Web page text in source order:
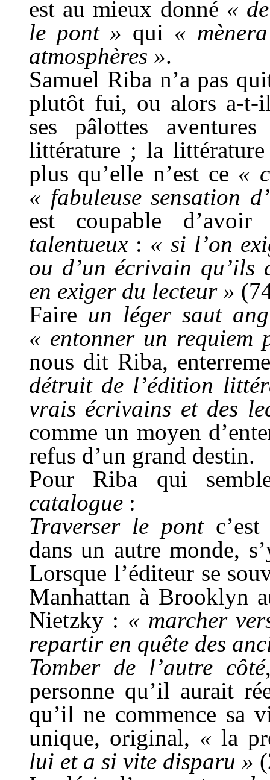
est au mieux donné «
le pont » qui «
atmosphères ».
Samuel Riba n’a pas
plutôt fui, ou alors a-t-
ses pâlottes
littérature ; la littérature
plus qu’elle n’est ce «
« fabuleuse sensation
est coupable
talentueux: « si l’on
ou d’un écrivain
en exiger du lecteur »
Faire un léger saut
« entonner un requiem
nous dit Riba,
détruit de l’édition
vrais écrivains et des
comme un moyen
refus d’un grand destin.
Pour Riba qui
catalogue:
Traverser le pontc’est
dans un autre monde,
Lorsque l’éditeur se
Manhattan à Brooklyn
Nietzky : « marcher
repartir en quête des
Tomber de l’autre côté
personne qu’il aurait
qu’il ne commence sa
unique, original, «la
lui et a si vite disparu »